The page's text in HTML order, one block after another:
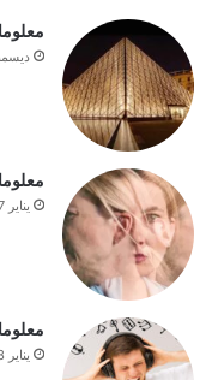
ب
ا
ل
ه
ي
م
ي
ديسمبر 24,
يناير 7, 2024
يناير 3, 2023